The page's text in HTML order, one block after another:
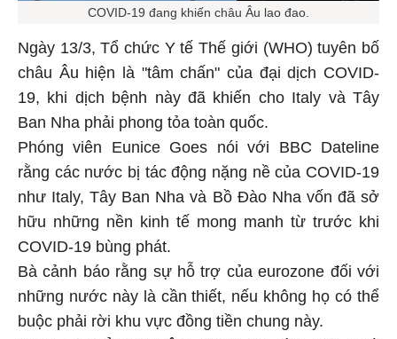
COVID-19 đang khiến châu Âu lao đao.
Ngày 13/3, Tổ chức Y tế Thế giới (WHO) tuyên bố
châu Âu hiện là "tâm chấn" của đại dịch COVID-
19, khi dịch bệnh này đã khiến cho Italy và Tây
Ban Nha phải phong tỏa toàn quốc.
Phóng viên Eunice Goes nói với BBC Dateline
rằng các nước bị tác động nặng nề của COVID-19
như Italy, Tây Ban Nha và Bồ Đào Nha vốn đã sở
hữu những nền kinh tế mong manh từ trước khi
COVID-19 bùng phát.
Bà cảnh báo rằng sự hỗ trợ của eurozone đối với
những nước này là cần thiết, nếu không họ có thể
buộc phải rời khu vực đồng tiền chung này.